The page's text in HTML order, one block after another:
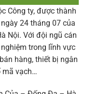
Công ty, được thành
24 tháng 07 của
Nội. Với đội ngũ cán
trong lĩnh vực
hàng, thiết bị ngân
mã vạch…